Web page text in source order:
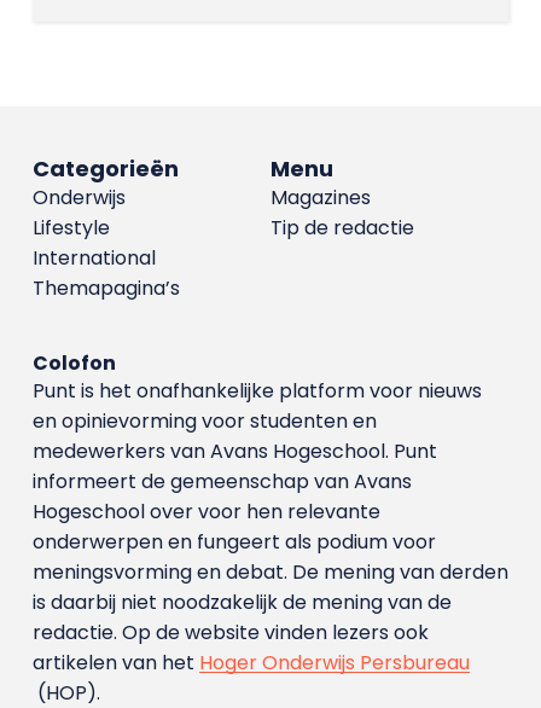
Menu
Magazines
Tip de redactie
Categorieën
Onderwijs
Lifestyle
International
Themapagina’s
Colofon
Punt is het onafhankelijke platform voor nieuws
en opinievorming voor studenten en
medewerkers van Avans Hoge­school. Punt
informeert de gemeenschap van Avans
Hogeschool over voor hen relevante
onderwerpen en fungeert als podium voor
meningsvorming en debat. De mening van derden
is daarbij niet noodzakelijk de mening van de
redactie. Op de website vinden lezers ook
artikelen van het Hoger Onderwijs Persbureau
(HOP).